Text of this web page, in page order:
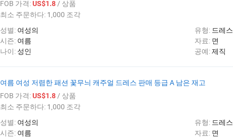
FOB 가격:US$1.8/ 상품
최소 주문하다: 1,000 조각
성별: 여성의 유형: 드레스
시즌: 여름 자료: 면
나이: 성인 공예:제직
여름 여성 저렴한 패션 꽃무늬 캐주얼 드레스 판매 등급 A 남은 재고
FOB 가격:US$1.8/ 상품
최소 주문하다: 1,000 조각
성별: 여성의 유형: 드레스
시즌: 여름 자료: 면